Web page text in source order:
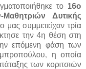
το 16ο
Δυτικής
συμμετείχαν τρία
την 4η θέση στη
επόμενη φάση των
η οποία
των κοριτσιών